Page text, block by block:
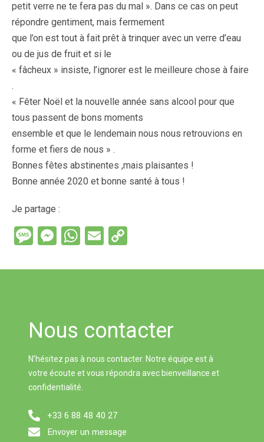
petit verre ne te fera pas du mal ». Dans ce cas on peut
répondre gentiment, mais fermement
que l’on est tout à fait prêt à trinquer avec un verre d’eau
ou de jus de fruit et si le
« fâcheux » insiste, l’ignorer est le meilleure chose à faire
.
« Fêter Noël et la nouvelle année sans alcool pour que
tous passent de bons moments
ensemble et que le lendemain nous nous retrouvions en
forme et fiers de nous » .
Bonnes fêtes abstinentes ,mais plaisantes !
Bonne année 2020 et bonne santé à tous !
Je partage :
M
s
e
M
se
er
W
at
p
E
ail py
k
Nous contacter
N’hésitez pas à nous contacter. Notre équipe est à
votre écoute et vous répondra avec bienveillance et
confidentialité.
+33 6 88 48 40 27
Envoyer un message